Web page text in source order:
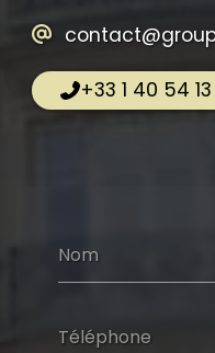
Nom
Téléphone
+33 1 40 54